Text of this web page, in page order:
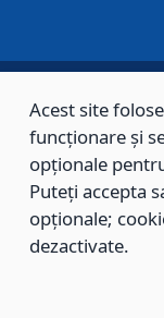
Copyright © 2002 - 2026 -
rezervate.
Acest site
funcționare și
opționale
Puteți accepta
opționale;
dezactivate.